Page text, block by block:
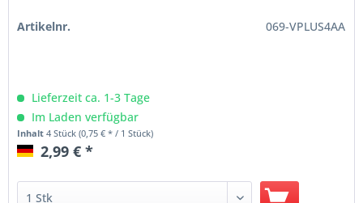
Artikelnr. 069-VPLUS4AA
Lieferzeit ca. 1-3 Tage
Im Laden verfügbar
Inhalt4 Stück(0,75 € * / 1 Stück)
2,99 € *